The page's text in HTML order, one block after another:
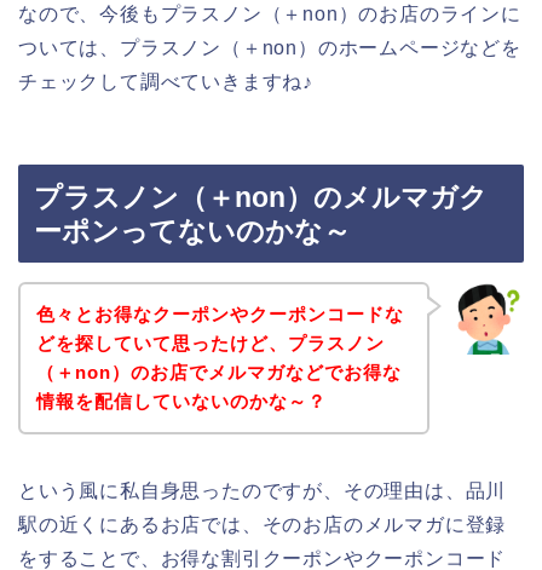
なので、今後もプラスノン（＋non）のお店のラインに
ついては、プラスノン（＋non）のホームページなどを
チェックして調べていきますね♪
プラスノン（＋non）のメルマガク
ーポンってないのかな～
色々とお得なクーポンやクーポンコードな
どを探していて思ったけど、プラスノン
（＋non）のお店でメルマガなどでお得な
情報を配信していないのかな～？
という風に私自身思ったのですが、その理由は、品川
駅の近くにあるお店では、そのお店のメルマガに登録
をすることで、お得な割引クーポンやクーポンコード